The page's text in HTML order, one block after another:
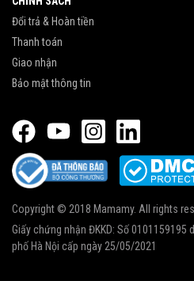
Đổi trả & Hoàn tiền
Thanh toán
Giao nhận
Bảo mật thông tin
Copyright © 2018 Mamamy. All rights
Giấy chứng nhận ĐKKD: Số 0101159195
phố Hà Nội cấp ngày 25/05/2021